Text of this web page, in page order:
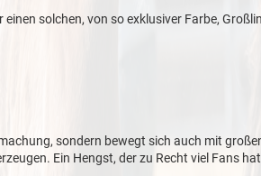
solchen, von so exklusiver Farbe,
sondern bewegt sich auch mit
Ein Hengst, der zu Recht viel Fans